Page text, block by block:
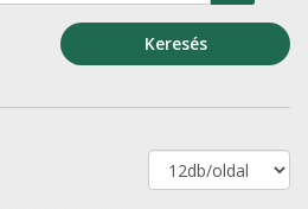
Keresés